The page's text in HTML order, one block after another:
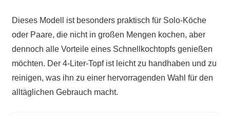
Dieses Modell ist besonders praktisch für Solo-Köche
oder Paare, die nicht in großen Mengen kochen, aber
dennoch alle Vorteile eines Schnellkochtopfs genießen
möchten. Der 4-Liter-Topf ist leicht zu handhaben und zu
reinigen, was ihn zu einer hervorragenden Wahl für den
alltäglichen Gebrauch macht.